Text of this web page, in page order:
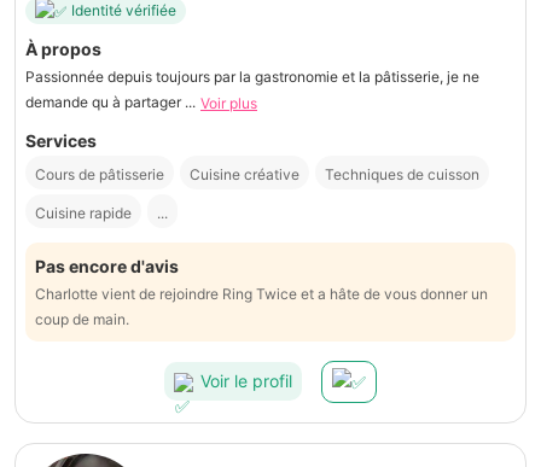
Identité vérifiée
À propos
Passionnée depuis toujours par la gastronomie et la pâtisserie, je ne
demande qu à partager ... Voir plus
Services
Cours de pâtisserie Cuisine créative Techniques de cuisson
Cuisine rapide ...
Pas encore d'avis
Charlotte vient de rejoindre Ring Twice et a hâte de vous donner un
coup de main.
Voir le profil